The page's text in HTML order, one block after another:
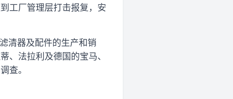
工厂管理层打击报复，安
清器及配件的生产和销
、法拉利及德国的宝马、
查。